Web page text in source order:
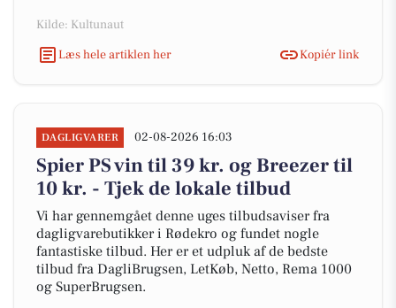
Kilde: Kultunaut
Læs hele artiklen her
Kopiér link
DAGLIGVARER 02-08-2026 16:03
Spier PS vin til 39 kr. og Breezer til
10 kr. - Tjek de lokale tilbud
Vi har gennemgået denne uges tilbudsaviser fra
dagligvarebutikker i Rødekro og fundet nogle
fantastiske tilbud. Her er et udpluk af de bedste
tilbud fra DagliBrugsen, LetKøb, Netto, Rema 1000
og SuperBrugsen.